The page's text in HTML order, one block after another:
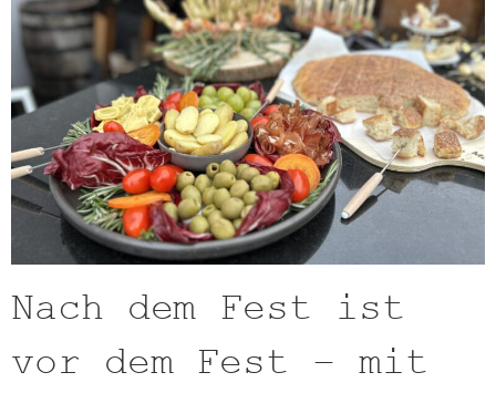
Nach dem Fest ist
vor dem Fest – mit